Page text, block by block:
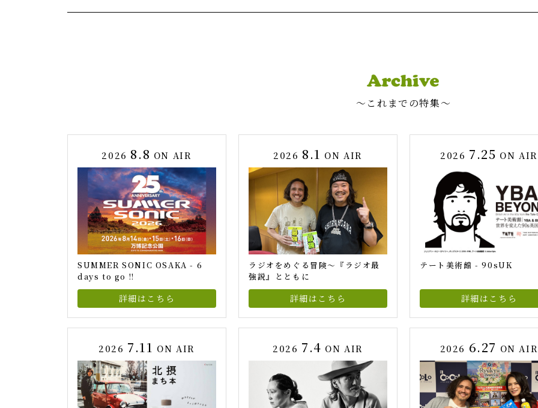
〜これまでの特集〜
2026 8.8 ON AIR
SUMMER SONIC OSAKA - 6
days to go !!
詳細はこちら
2026 8.1 ON AIR
ラジオをめぐる冒険～『ラジオ最
強説』とともに
詳細はこちら
2026 7.25 ON AIR
テート美術館 - 90sUK
詳細はこちら
2026 7.11 ON AIR 2026 7.4 ON AIR 2026 6.27 ON AIR